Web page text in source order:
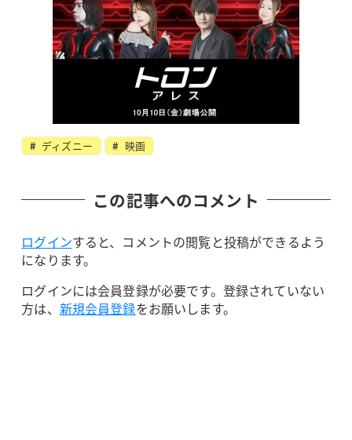
ディズニー 映画
この記事へのコメント
ログインすると、コメントの閲覧と投稿ができるよう
になります。
ログインには会員登録が必要です。登録されていない
方は、 新規会員登録をお願いします。